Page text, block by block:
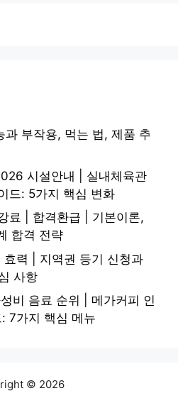
과 부작용, 먹는 법, 제품 추
시설안내 | 실내체육관
드: 5가지 핵심 변화
료 | 합격환급 | 기본이론,
합격 전략
력 | 지역권 등기 신청과
사항
비 음료 순위 | 메가커피 인
7가지 핵심 메뉴
© 2026